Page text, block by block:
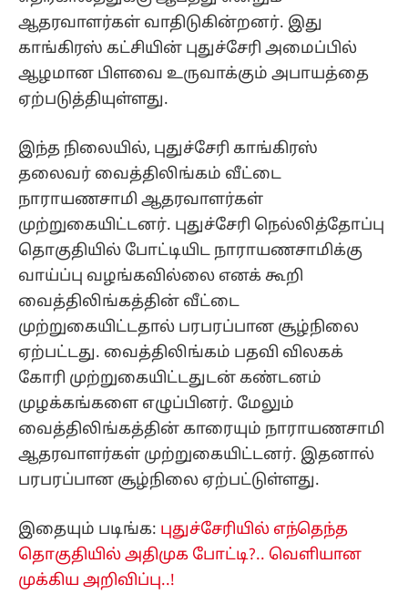
ஆதரவாளர்கள் வாதிடுகின்றனர். இது
காங்கிரஸ் கட்சியின் புதுச்சேரி அமைப்பில்
ஆழமான பிளவை உருவாக்கும் அபாயத்தை
ஏற்படுத்தியுள்ளது.
இந்த நிலையில், புதுச்சேரி காங்கிரஸ்
தலைவர் வைத்திலிங்கம் வீட்டை
நாராயணசாமி ஆதரவாளர்கள்
முற்றுகையிட்டனர். புதுச்சேரி நெல்லித்தோப்பு
தொகுதியில் போட்டியிட நாராயணசாமிக்கு
வாய்ப்பு வழங்கவில்லை எனக் கூறி
வைத்திலிங்கத்தின் வீட்டை
முற்றுகையிட்டதால் பரபரப்பான சூழ்நிலை
ஏற்பட்டது. வைத்திலிங்கம் பதவி விலகக்
கோரி முற்றுகையிட்டதுடன் கண்டனம்
முழக்கங்களை எழுப்பினர். மேலும்
வைத்திலிங்கத்தின் காரையும் நாராயணசாமி
ஆதரவாளர்கள் முற்றுகையிட்டனர். இதனால்
பரபரப்பான சூழ்நிலை ஏற்பட்டுள்ளது.
இதையும் படிங்க: புதுச்சேரியில் எந்தெந்த
தொகுதியில் அதிமுக போட்டி?.. வெளியான
முக்கிய அறிவிப்பு..!